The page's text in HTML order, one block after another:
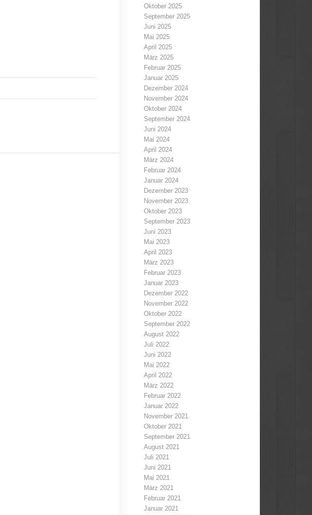
Oktober 2025
September 2025
Juni 2025
Mai 2025
April 2025
März 2025
Februar 2025
Januar 2025
Dezember 2024
November 2024
Oktober 2024
September 2024
Juni 2024
Mai 2024
April 2024
März 2024
Februar 2024
Januar 2024
Dezember 2023
November 2023
Oktober 2023
September 2023
Juni 2023
Mai 2023
April 2023
März 2023
Februar 2023
Januar 2023
Dezember 2022
November 2022
Oktober 2022
September 2022
August 2022
Juli 2022
Juni 2022
Mai 2022
April 2022
März 2022
Februar 2022
Januar 2022
November 2021
Oktober 2021
September 2021
August 2021
Juli 2021
Juni 2021
Mai 2021
März 2021
Februar 2021
Januar 2021